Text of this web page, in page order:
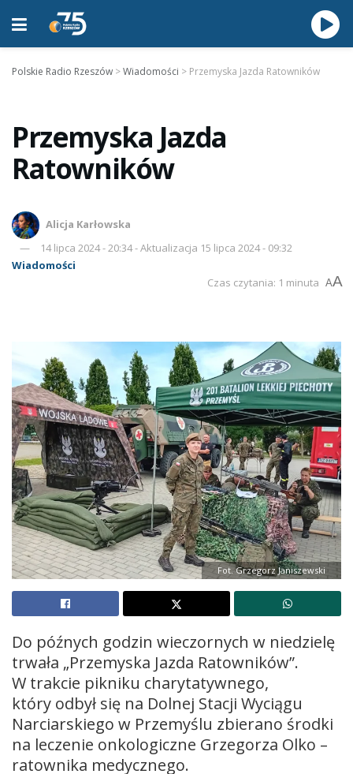
Polskie Radio Rzeszów >Wiadomości > Przemyska Jazda Ratowników
Przemyska Jazda
Ratowników
Alicja Karłowska
14 lipca 2024 - 20:34 - Aktualizacja 15 lipca 2024 - 09:32
Wiadomości
Czas czytania: 1 minuta AA
Fot. Grzegorz Janiszewski
Do późnych godzin wieczornych w niedzielę
trwała „Przemyska Jazda Ratowników”.
W trakcie pikniku charytatywnego,
który odbył się na Dolnej Stacji Wyciągu
Narciarskiego w Przemyślu zbierano środki
na leczenie onkologiczne Grzegorza Olko –
ratownika medycznego.